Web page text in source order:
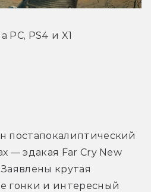
PC, PS4 и X1
постапокалиптический
— эдакая Far Cry New
крутая
гонки и интересный